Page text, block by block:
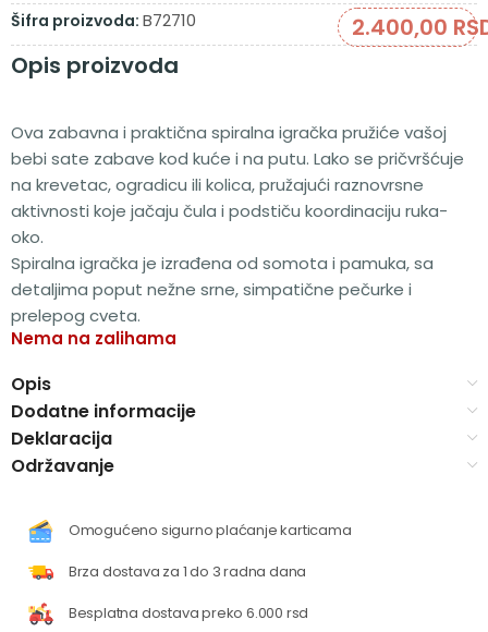
Šifra proizvoda: B72710 2.400,00
Opis proizvoda
Ova zabavna i praktična spiralna igračka pružiće vašoj
bebi sate zabave kod kuće i na putu. Lako se pričvršćuje
na krevetac, ogradicu ili kolica, pružajući raznovrsne
aktivnosti koje jačaju čula i podstiču koordinaciju ruka-
oko.
Spiralna igračka je izrađena od somota i pamuka, sa
detaljima poput nežne srne, simpatične pečurke i
prelepog cveta.
Nema na zalihama
Opis
Dodatne informacije
Deklaracija
Održavanje
Omogućeno sigurno plaćanje karticama
Brza dostava za 1 do 3 radna dana
Besplatna dostava preko 6.000 rsd